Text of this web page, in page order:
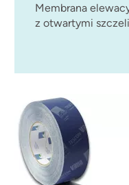
Membrana
z otwartymi